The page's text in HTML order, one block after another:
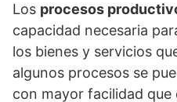
Los procesos
capacidad necesaria
los bienes y servicios
algunos procesos se
con mayor facilidad que